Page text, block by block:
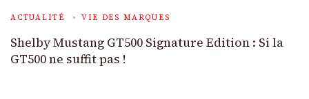
ACTUALITÉ VIE DES MARQUES
Shelby Mustang GT500 Signature Edition : Si la
GT500 ne suffit pas !